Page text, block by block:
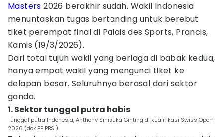
Masters 2026 berakhir sudah. Wakil Indonesia
menuntaskan tugas bertanding untuk berebut
tiket perempat final di Palais des Sports, Prancis,
Kamis (19/3/2026).
Dari total tujuh wakil yang berlaga di babak kedua,
hanya empat wakil yang mengunci tiket ke
delapan besar. Seluruhnya berasal dari sektor
ganda.
1. Sektor tunggal putra habis
Tunggal putra Indonesia, Anthony Sinisuka Ginting di kualifikasi Swiss Open
2026 (dok.PP PBSI)